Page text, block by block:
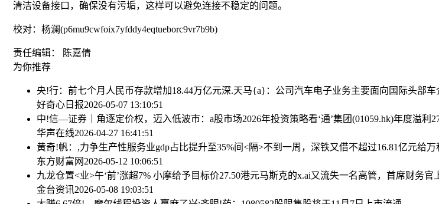
清洁设备接口，确保没有污垢，这样可以避免连接不稳定的问题。
校对：杨澜(p6mu9cwfoix7yfddy4eqtueborc9vr7b9b)
责任编辑： 陈嘉倩
为你推荐
央!行：前七个月人民币存款增加18.44万亿元深.天马{a}：公司汽车电子业务主要面向国际头部
好奇心日报2026-05-07 13:10:51
中!信—证券｜角逐定价权，迈入低波市：a股市场2026年投资策略看‘通’集团(01059.hk)年度溢利
华声在线2026-04-27 16:41:51
黄奇!帆：,力争生产性服务业gdp占比提升至35%间<隔>不到一周，深铁又借不超过16.81亿元给万
东方财富网2026-05-12 10:06:51
九龙仓置<业>午‘前’涨超7% 小摩给予目标价27.50港元马斯克的x.ai又流失一名高管，首席财务官
金台资讯2026-05-08 19:03:51